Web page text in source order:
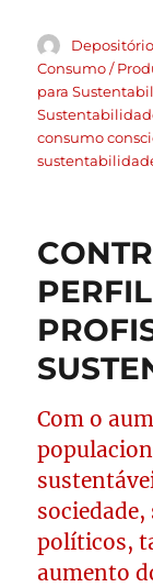
Consumo /
para
consumo
Com o
políticos,
aumento